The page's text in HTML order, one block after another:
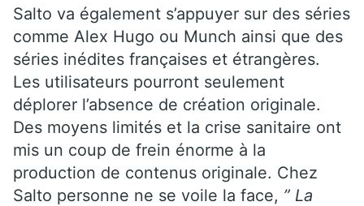
Salto va également s’appuyer sur des séries
comme Alex Hugo ou Munch ainsi que des
séries inédites françaises et étrangères.
Les utilisateurs pourront seulement
déplorer l’absence de création originale.
Des moyens limités et la crise sanitaire ont
mis un coup de frein énorme à la
production de contenus originale. Chez
Salto personne ne se voile la face, ” La